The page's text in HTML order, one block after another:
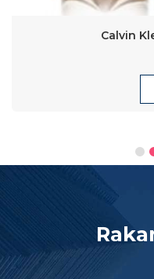
Calvin